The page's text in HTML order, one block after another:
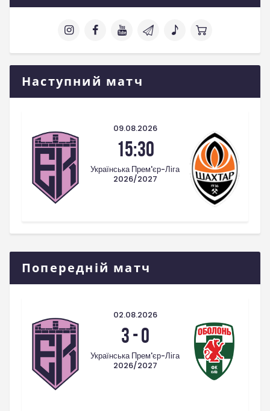
Наступний матч
09.08.2026
15:30
Українська Прем'єр-Ліга
2026/2027
Попередній матч
02.08.2026
3-0
Українська Прем'єр-Ліга
2026/2027